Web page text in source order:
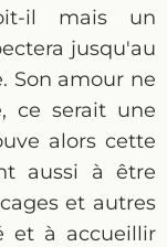
il mais un
jusqu'au
Son amour ne
ce serait une
alors cette
aussi à être
et autres
et à accueillir